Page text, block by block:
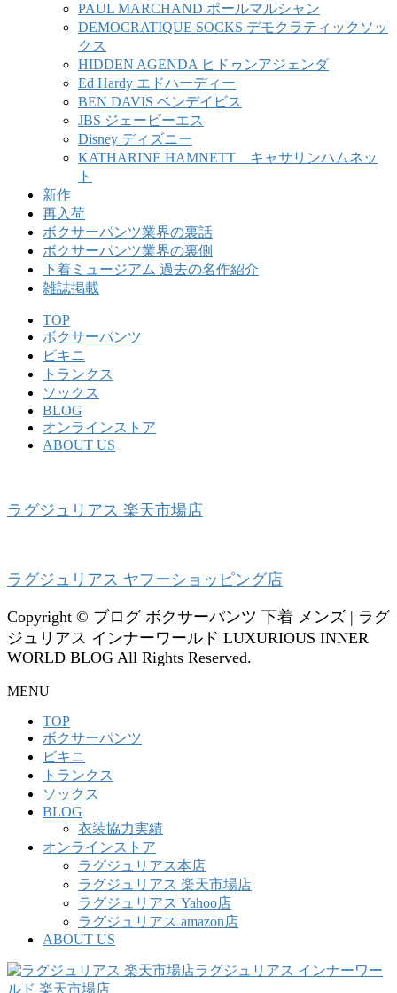
PAUL MARCHAND ポールマルシャン
DEMOCRATIQUE SOCKS デモクラティックソッ
クス
HIDDEN AGENDA ヒドゥンアジェンダ
Ed Hardy エドハーディー
BEN DAVIS ベンデイビス
JBS ジェービーエス
Disney ディズニー
KATHARINE HAMNETT キャサリンハムネッ
ト
新作
再入荷
ボクサーパンツ業界の裏話
ボクサーパンツ業界の裏側
下着ミュージアム 過去の名作紹介
雑誌掲載
TOP
ボクサーパンツ
ビキニ
トランクス
ソックス
BLOG
オンラインストア
ABOUT US
ラグジュリアス 楽天市場店
ラグジュリアス ヤフーショッピング店
Copyright © ブログ ボクサーパンツ 下着 メンズ | ラグ
ジュリアス インナーワールド LUXURIOUS INNER
WORLD BLOG All Rights Reserved.
MENU
TOP
ボクサーパンツ
ビキニ
トランクス
ソックス
BLOG
衣装協力実績
オンラインストア
ラグジュリアス本店
ラグジュリアス 楽天市場店
ラグジュリアス Yahoo店
ラグジュリアス amazon店
ABOUT US
ラグジュリアス インナーワー
ルド 楽天市場店